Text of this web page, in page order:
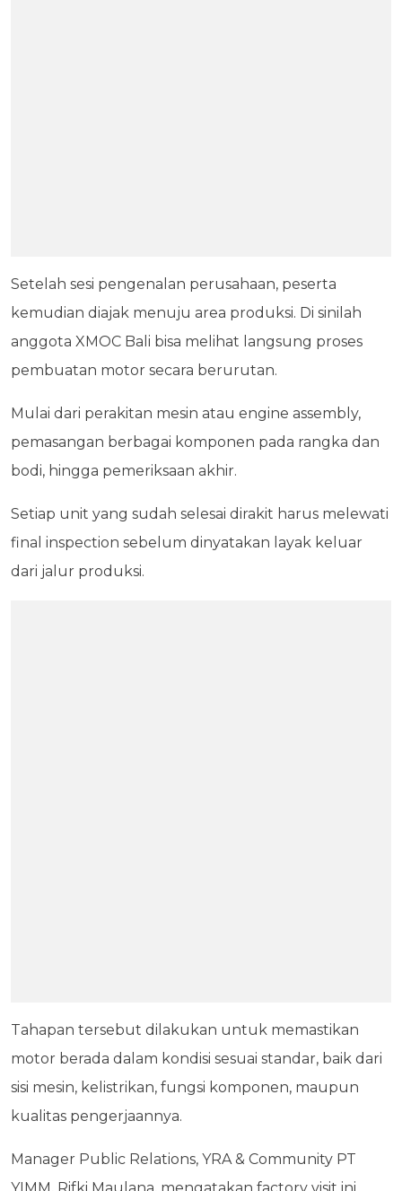
Setelah sesi pengenalan perusahaan, peserta
kemudian diajak menuju area produksi. Di sinilah
anggota XMOC Bali bisa melihat langsung proses
pembuatan motor secara berurutan.
Mulai dari perakitan mesin atau engine assembly,
pemasangan berbagai komponen pada rangka dan
bodi, hingga pemeriksaan akhir.
Setiap unit yang sudah selesai dirakit harus melewati
final inspection sebelum dinyatakan layak keluar
dari jalur produksi.
Tahapan tersebut dilakukan untuk memastikan
motor berada dalam kondisi sesuai standar, baik dari
sisi mesin, kelistrikan, fungsi komponen, maupun
kualitas pengerjaannya.
Manager Public Relations, YRA & Community PT